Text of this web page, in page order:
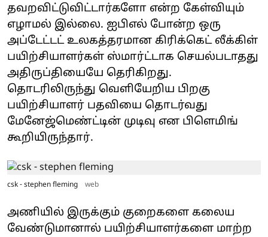
தவறவிட்டுவிட்டார்களோ என்ற கேள்வியும்
எழாமல் இல்லை. ஐபிஎல் போன்ற ஒரு
அப்டேட்டட் உலகத்தரமான கிரிக்கெட் லீக்கிள்
பயிற்சியாளர்கள் ஸ்மார்ட்டாக செயல்படாதது
அதிருப்தியையே தெரிகிறது.
தொடரிலிருந்து வெளியேறிய பிறகு
பயிற்சியாளர் பதவியை தொடர்வது
மேனேஜ்மெண்ட்டின் முடிவு என பிளெமிங்
கூறியிருந்தார்.
csk - stephen fleming web
அணியில் இருக்கும் குறைகளை கலைய
வேண்டுமானால் பயிற்சியாளர்களை மாற்ற